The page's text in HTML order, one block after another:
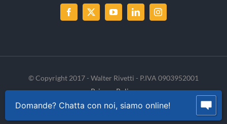
© Copyright 2017 - Walter Rivetti - P.IVA 0903952001
Privacy Policy
Cookie Policy
INVENIA
Domande? Chatta con noi, siamo online!